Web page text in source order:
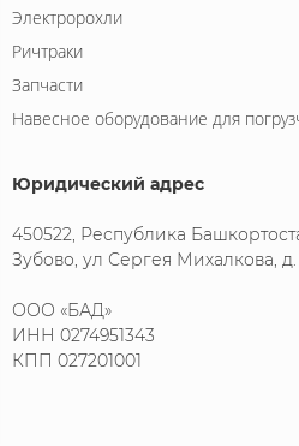
Электророхли
Ричтраки
Запчасти
Навесное оборудование для
Юридический адрес
450522, Республика
Зубово, ул Сергея Михалкова, д.
ООО «БАД»
ИНН 0274951343
КПП 027201001